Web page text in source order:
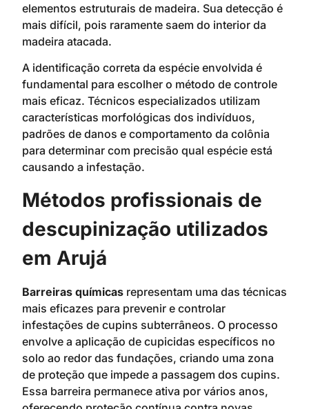
elementos estruturais de madeira. Sua detecção é
mais difícil, pois raramente saem do interior da
madeira atacada.
A identificação correta da espécie envolvida é
fundamental para escolher o método de controle
mais eficaz. Técnicos especializados utilizam
características morfológicas dos indivíduos,
padrões de danos e comportamento da colônia
para determinar com precisão qual espécie está
causando a infestação.
Métodos profissionais de
descupinização utilizados
em Arujá
Barreiras químicas representam uma das técnicas
mais eficazes para prevenir e controlar
infestações de cupins subterrâneos. O processo
envolve a aplicação de cupicidas específicos no
solo ao redor das fundações, criando uma zona
de proteção que impede a passagem dos cupins.
Essa barreira permanece ativa por vários anos,